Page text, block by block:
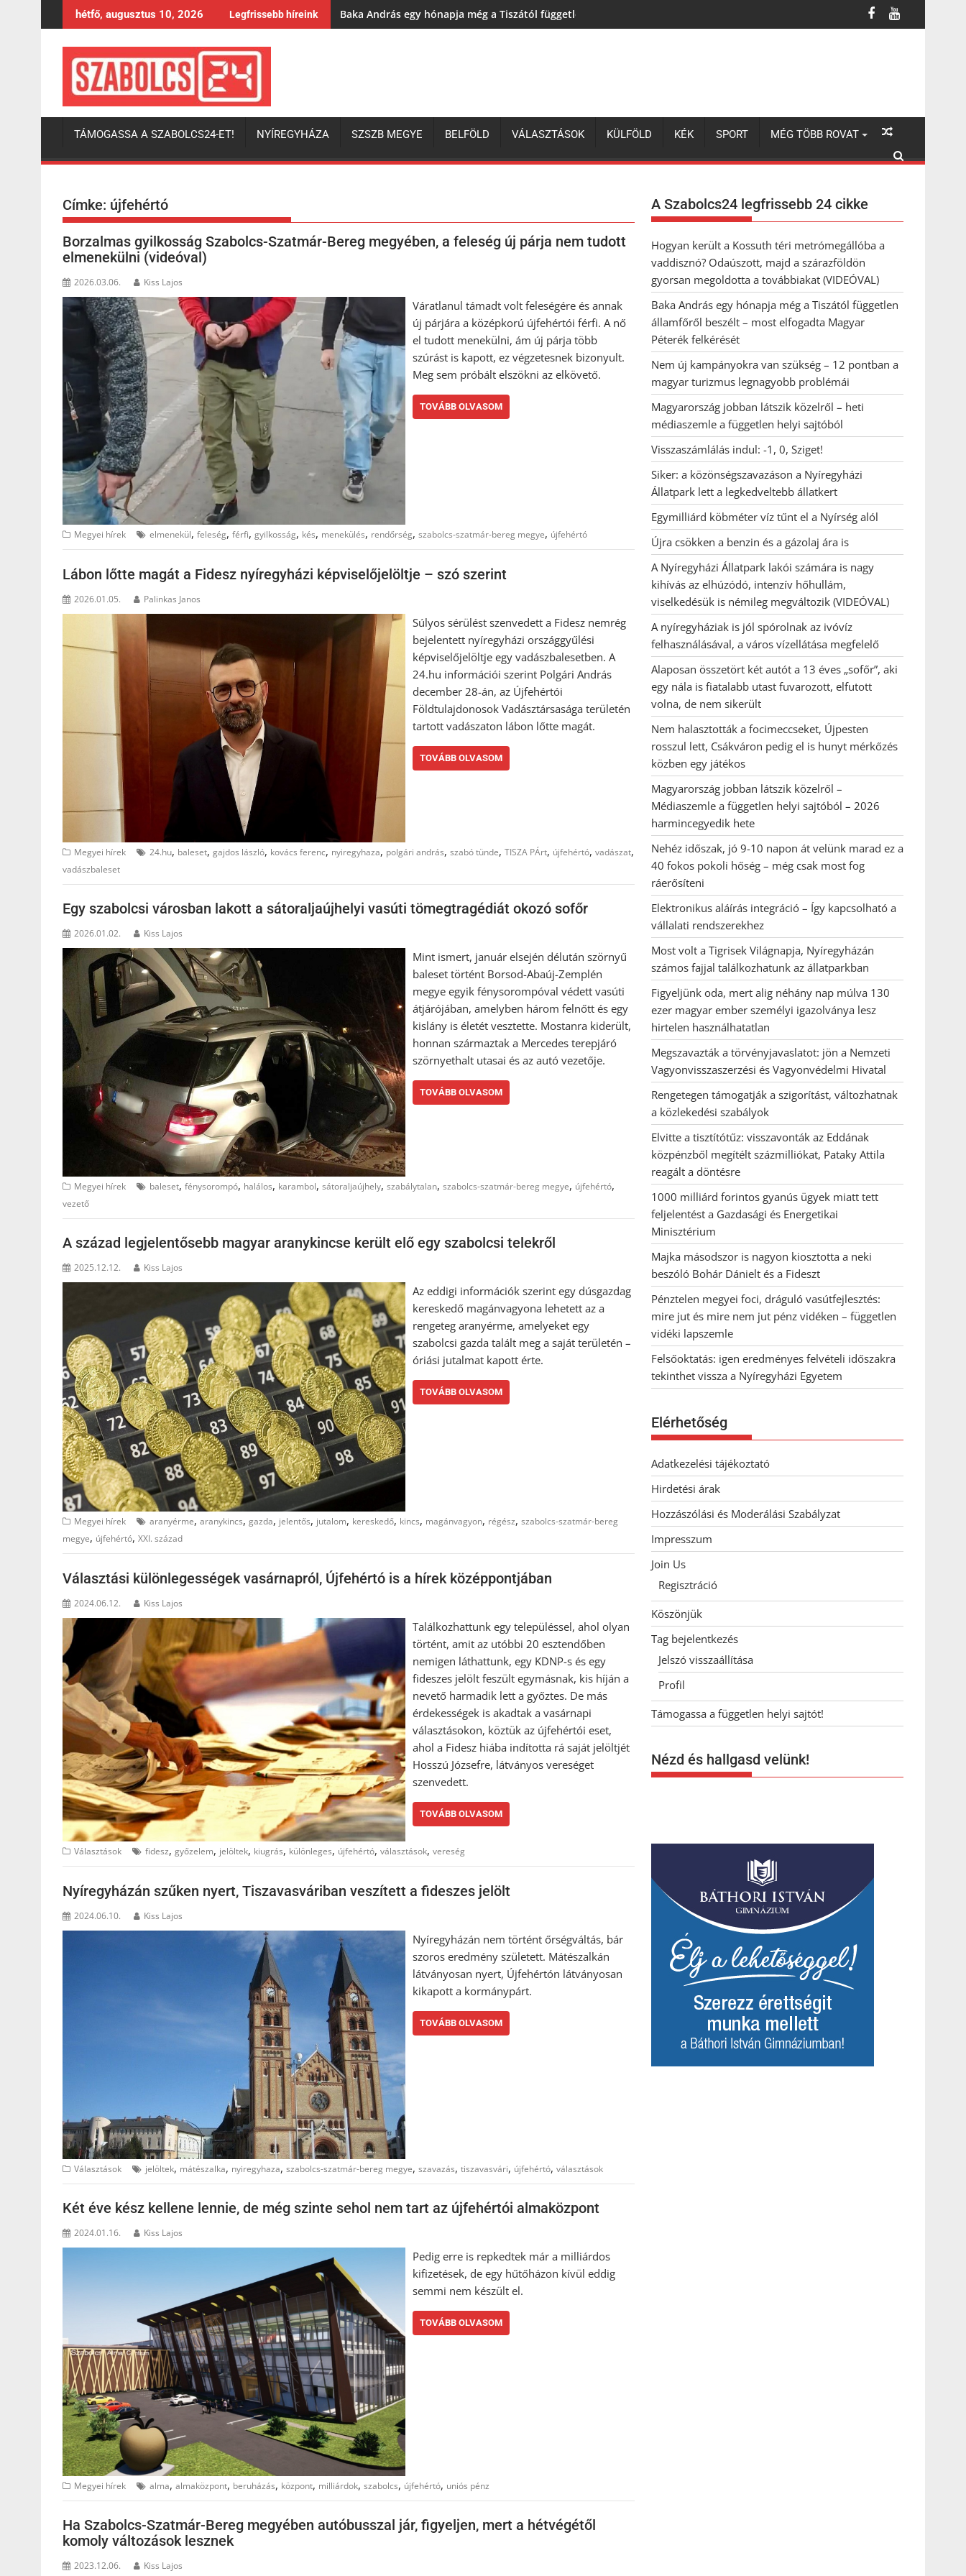
to
hétfő, augusztus 10, 2026 Legfrissebb híreink Baka András egy hónapja még a Tiszától független államfőről beszélt – most elfogadta Magyar Péterék felkérését
TÁMOGASSA A SZABOLCS24-ET! NYÍREGYHÁZA SZSZB MEGYE BELFÖLD VÁLASZTÁSOK KÜLFÖLD KÉK SPORT MÉG TÖBB ROVAT
Címke: újfehértó
Borzalmas gyilkosság Szabolcs-Szatmár-Bereg megyében, a feleség új párja nem tudott
elmenekülni (videóval)
2026.03.06. Kiss Lajos
Váratlanul támadt volt feleségére és annak
új párjára a középkorú újfehértói férfi. A nő
el tudott menekülni, ám új párja több
szúrást is kapott, ez végzetesnek bizonyult.
Meg sem próbált elszökni az elkövető.
TOVÁBB OLVASOM
Megyei hírek elmenekül, feleség, férfi, gyilkosság, kés, menekülés, rendőrség, szabolcs-szatmár-bereg megye, újfehértó
Lábon lőtte magát a Fidesz nyíregyházi képviselőjelöltje – szó szerint
2026.01.05. Palinkas Janos
Súlyos sérülést szenvedett a Fidesz nemrég
bejelentett nyíregyházi országgyűlési
képviselőjelöltje egy vadászbalesetben. A
24.hu információi szerint Polgári András
december 28-án, az Újfehértói
Földtulajdonosok Vadásztársasága területén
tartott vadászaton lábon lőtte magát.
TOVÁBB OLVASOM
Megyei hírek 24.hu, baleset, gajdos lászló, kovács ferenc, nyiregyhaza, polgári andrás, szabó tünde, TISZA PÁrt, újfehértó, vadászat,
vadászbaleset
Egy szabolcsi városban lakott a sátoraljaújhelyi vasúti tömegtragédiát okozó sofőr
2026.01.02. Kiss Lajos
Mint ismert, január elsején délután szörnyű
baleset történt Borsod-Abaúj-Zemplén
megye egyik fénysorompóval védett vasúti
átjárójában, amelyben három felnőtt és egy
kislány is életét vesztette. Mostanra kiderült,
honnan származtak a Mercedes terepjáró
szörnyethalt utasai és az autó vezetője.
TOVÁBB OLVASOM
Megyei hírek baleset, fénysorompó, halálos, karambol, sátoraljaújhely, szabálytalan, szabolcs-szatmár-bereg megye, újfehértó,
vezető
A század legjelentősebb magyar aranykincse került elő egy szabolcsi telekről
2025.12.12. Kiss Lajos
Az eddigi információk szerint egy dúsgazdag
kereskedő magánvagyona lehetett az a
rengeteg aranyérme, amelyeket egy
szabolcsi gazda talált meg a saját területén –
óriási jutalmat kapott érte.
TOVÁBB OLVASOM
Megyei hírek aranyérme, aranykincs, gazda, jelentős, jutalom, kereskedő, kincs, magánvagyon, régész, szabolcs-szatmár-bereg
megye, újfehértó, XXI. század
Választási különlegességek vasárnapról, Újfehértó is a hírek középpontjában
2024.06.12. Kiss Lajos
Találkozhattunk egy településsel, ahol olyan
történt, amit az utóbbi 20 esztendőben
nemigen láthattunk, egy KDNP-s és egy
fideszes jelölt feszült egymásnak, kis híján a
nevető harmadik lett a győztes. De más
érdekességek is akadtak a vasárnapi
választásokon, köztük az újfehértói eset,
ahol a Fidesz hiába indította rá saját jelöltjét
Hosszú Józsefre, látványos vereséget
szenvedett.
TOVÁBB OLVASOM
Választások fidesz, győzelem, jelöltek, kiugrás, különleges, újfehértó, választások, vereség
Nyíregyházán szűken nyert, Tiszavasváriban veszített a fideszes jelölt
2024.06.10. Kiss Lajos
Nyíregyházán nem történt őrségváltás, bár
szoros eredmény született. Mátészalkán
látványosan nyert, Újfehértón látványosan
kikapott a kormánypárt.
TOVÁBB OLVASOM
Választások jelöltek, mátészalka, nyiregyhaza, szabolcs-szatmár-bereg megye, szavazás, tiszavasvári, újfehértó, választások
Két éve kész kellene lennie, de még szinte sehol nem tart az újfehértói almaközpont
2024.01.16. Kiss Lajos
Pedig erre is repkedtek már a milliárdos
kifizetések, de egy hűtőházon kívül eddig
semmi nem készült el.
TOVÁBB OLVASOM
Megyei hírek alma, almaközpont, beruházás, központ, milliárdok, szabolcs, újfehértó, uniós pénz
Ha Szabolcs-Szatmár-Bereg megyében autóbusszal jár, figyeljen, mert a hétvégétől
komoly változások lesznek
2023.12.06. Kiss Lajos
A Szabolcs24 legfrissebb 24 cikke
Hogyan került a Kossuth téri metrómegállóba a
vaddisznó? Odaúszott, majd a szárazföldön
gyorsan megoldotta a továbbiakat (VIDEÓVAL)
Baka András egy hónapja még a Tiszától független
államfőről beszélt – most elfogadta Magyar
Péterék felkérését
Nem új kampányokra van szükség – 12 pontban a
magyar turizmus legnagyobb problémái
Magyarország jobban látszik közelről – heti
médiaszemle a független helyi sajtóból
Visszaszámlálás indul: -1, 0, Sziget!
Siker: a közönségszavazáson a Nyíregyházi
Állatpark lett a legkedveltebb állatkert
Egymilliárd köbméter víz tűnt el a Nyírség alól
Újra csökken a benzin és a gázolaj ára is
A Nyíregyházi Állatpark lakói számára is nagy
kihívás az elhúzódó, intenzív hőhullám,
viselkedésük is némileg megváltozik (VIDEÓVAL)
A nyíregyháziak is jól spórolnak az ivóvíz
felhasználásával, a város vízellátása megfelelő
Alaposan összetört két autót a 13 éves „sofőr”, aki
egy nála is fiatalabb utast fuvarozott, elfutott
volna, de nem sikerült
Nem halasztották a focimeccseket, Újpesten
rosszul lett, Csákváron pedig el is hunyt mérkőzés
közben egy játékos
Magyarország jobban látszik közelről –
Médiaszemle a független helyi sajtóból – 2026
harmincegyedik hete
Nehéz időszak, jó 9-10 napon át velünk marad ez a
40 fokos pokoli hőség – még csak most fog
ráerősíteni
Elektronikus aláírás integráció – Így kapcsolható a
vállalati rendszerekhez
Most volt a Tigrisek Világnapja, Nyíregyházán
számos fajjal találkozhatunk az állatparkban
Figyeljünk oda, mert alig néhány nap múlva 130
ezer magyar ember személyi igazolványa lesz
hirtelen használhatatlan
Megszavazták a törvényjavaslatot: jön a Nemzeti
Vagyonvisszaszerzési és Vagyonvédelmi Hivatal
Rengetegen támogatják a szigorítást, változhatnak
a közlekedési szabályok
Elvitte a tisztítótűz: visszavonták az Eddának
közpénzből megítélt százmilliókat, Pataky Attila
reagált a döntésre
1000 milliárd forintos gyanús ügyek miatt tett
feljelentést a Gazdasági és Energetikai
Minisztérium
Majka másodszor is nagyon kiosztotta a neki
beszóló Bohár Dánielt és a Fideszt
Pénztelen megyei foci, dráguló vasútfejlesztés:
mire jut és mire nem jut pénz vidéken – független
vidéki lapszemle
Felsőoktatás: igen eredményes felvételi időszakra
tekinthet vissza a Nyíregyházi Egyetem
Elérhetőség
Adatkezelési tájékoztató
Hirdetési árak
Hozzászólási és Moderálási Szabályzat
Impresszum
Join Us
Regisztráció
Köszönjük
Tag bejelentkezés
Jelszó visszaállítása
Profil
Támogassa a független helyi sajtót!
Nézd és hallgasd velünk!